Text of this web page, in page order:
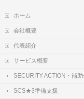
ホーム
会社概要
代表紹介
サービス概要
SECURITY ACTION・補
SCS★3準備支援